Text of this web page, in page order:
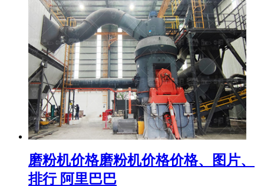
磨粉机价格磨粉机价格价格、图片、
排行 阿里巴巴